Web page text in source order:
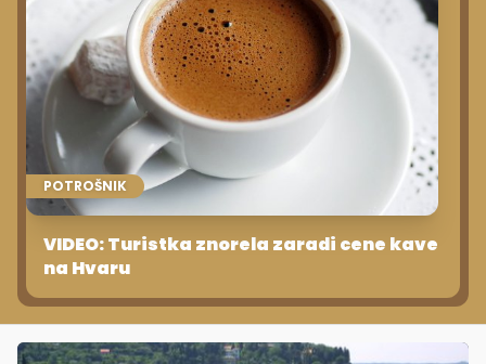
POTROŠNIK
VIDEO: Turistka znorela zaradi cene kave
na Hvaru